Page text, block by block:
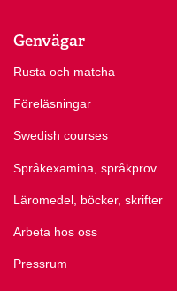
Genvägar
Rusta och matcha
Föreläsningar
Swedish courses
Språkexamina, språkprov
Läromedel, böcker, skrifter
Arbeta hos oss
Pressrum